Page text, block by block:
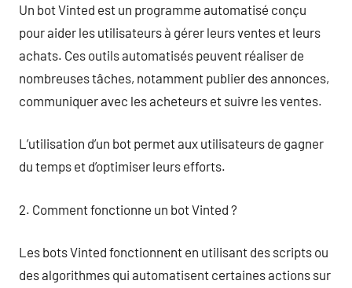
Un bot Vinted est un programme automatisé conçu
pour aider les utilisateurs à gérer leurs ventes et leurs
achats. Ces outils automatisés peuvent réaliser de
nombreuses tâches, notamment publier des annonces,
communiquer avec les acheteurs et suivre les ventes.
L’utilisation d’un bot permet aux utilisateurs de gagner
du temps et d’optimiser leurs efforts.
2. Comment fonctionne un bot Vinted ?
Les bots Vinted fonctionnent en utilisant des scripts ou
des algorithmes qui automatisent certaines actions sur